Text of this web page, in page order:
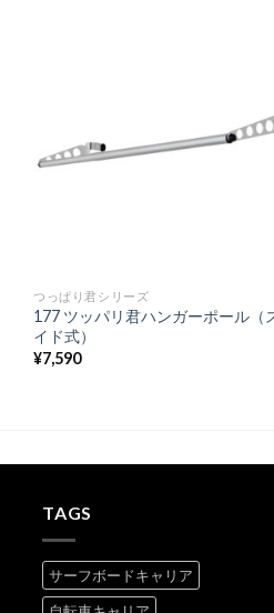
つっぱり君シリーズ
177 ツッパリ君ハンガーポール（
イド式）
¥7,590
TAGS
サーフボードキャリア